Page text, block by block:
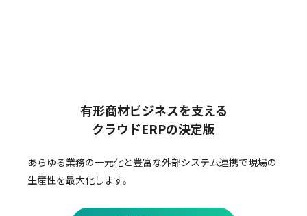
有形商材ビジネスを支える
クラウドERPの決定版
あらゆる業務の一元化と豊富な外部システム連携で現場の
生産性を最大化します。